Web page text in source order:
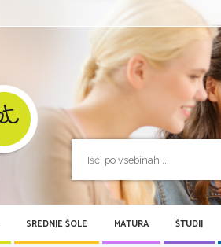
SREDNJE ŠOLE MATURA ŠTUDIJ